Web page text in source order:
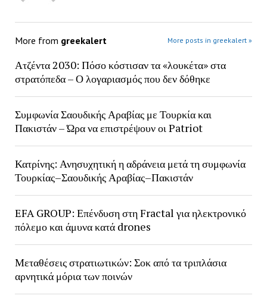
More from greekalert More posts in greekalert »
Ατζέντα 2030: Πόσο κόστισαν τα «λουκέτα» στα
στρατόπεδα – Ο λογαριασμός που δεν δόθηκε
Συμφωνία Σαουδικής Αραβίας με Τουρκία και
Πακιστάν – Ώρα να επιστρέψουν οι Patriot
Κατρίνης: Ανησυχητική η αδράνεια μετά τη συμφωνία
Τουρκίας–Σαουδικής Αραβίας–Πακιστάν
EFA GROUP: Επένδυση στη Fractal για ηλεκτρονικό
πόλεμο και άμυνα κατά drones
Μεταθέσεις στρατιωτικών: Σοκ από τα τριπλάσια
αρνητικά μόρια των ποινών